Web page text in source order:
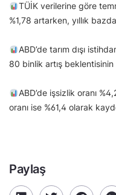
TÜİK verilerine göre
%1,78 artarken, yıllık
ABD’de tarım dışı
80 binlik artış beklentisinin
ABD’de işsizlik oranı
oranı ise %61,4 olarak
Paylaş